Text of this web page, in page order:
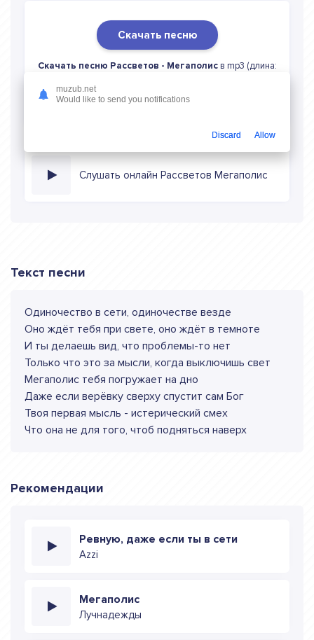
Скачать песню
Скачать песню Рассветов - Мегаполисв mp3 (длина:
Слушать онлайн Рассветов Мегаполис
Текст песни
Одиночество в сети, одиночестве везде
Оно ждёт тебя при свете, оно ждёт в темноте
И ты делаешь вид, что проблемы-то нет
Только что это за мысли, когда выключишь свет
Мегаполис тебя погружает на дно
Даже если верёвку сверху спустит сам Бог
Твоя первая мысль - истерический смех
Что она не для того, чтоб подняться наверх
Рекомендации
Ревную, даже если ты в сети
Azzi
Мегаполис
Лучнадежды
muzub.net
Would like to send you notifications
Discard Allow